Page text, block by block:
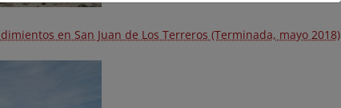
en San Juan de Los Terreros (Terminada, mayo 2018)